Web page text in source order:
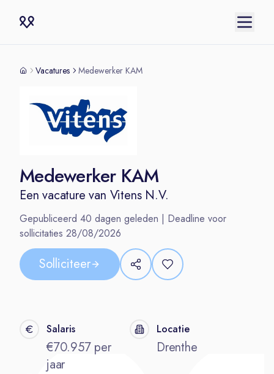
Vacatures Medewerker KAM
Medewerker KAM
Een vacature van Vitens N.V.
Gepubliceerd 40 dagen geleden | Deadline voor
sollicitaties 28/08/2026
Solliciteer
Salaris
€70.957 per
jaar
Locatie
Drenthe